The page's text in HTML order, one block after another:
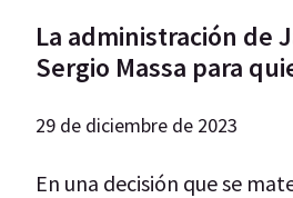
La administración de
Sergio Massa para
29 de diciembre de 2023
En una decisión que se